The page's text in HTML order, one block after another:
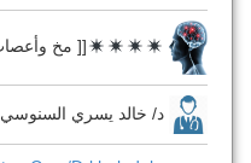
[[ مخ
د/ خالد يسري السنوسي